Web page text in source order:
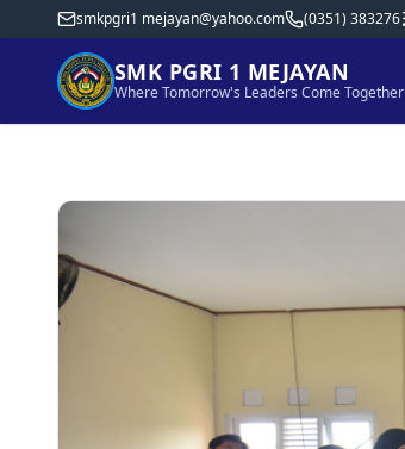
smkpgri1 mejayan@yahoo.com (0351) 383276
SMK PGRI 1 MEJAYAN
Where Tomorrow's Leaders Come Together